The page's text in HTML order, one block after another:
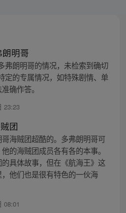
明哥
弗朗明哥的情况，未检索到确切
定的专属情况，如特殊剧情、单
确作答。
23:23
团
哥海贼团超酷的。多弗朗明哥可
的海贼团成员各有各的本事。
具体故事，但在《航海王》这
他们也是很有特色的一伙海
08:01